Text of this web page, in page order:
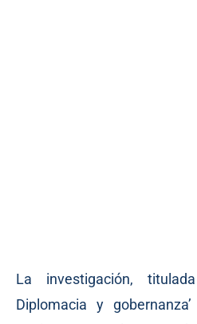
La investigación,
Diplomacia y